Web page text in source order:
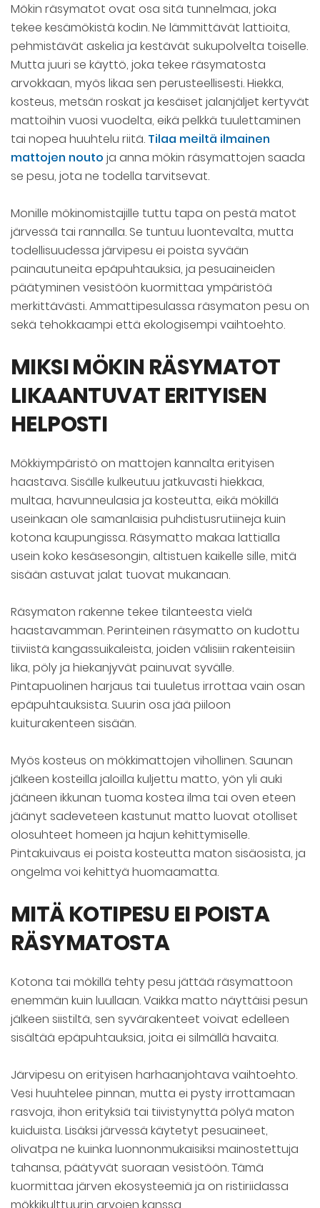
Mökin räsymatot ovat osa sitä tunnelmaa, joka
tekee kesämökistä kodin. Ne lämmittävät lattioita,
pehmistävät askelia ja kestävät sukupolvelta toiselle.
Mutta juuri se käyttö, joka tekee räsymatosta
arvokkaan, myös likaa sen perusteellisesti. Hiekka,
kosteus, metsän roskat ja kesäiset jalanjäljet kertyvät
mattoihin vuosi vuodelta, eikä pelkkä tuulettaminen
tai nopea huuhtelu riitä. Tilaa meiltä ilmainen
mattojen nouto ja anna mökin räsymattojen saada
se pesu, jota ne todella tarvitsevat.
Monille mökinomistajille tuttu tapa on pestä matot
järvessä tai rannalla. Se tuntuu luontevalta, mutta
todellisuudessa järvipesu ei poista syvään
painautuneita epäpuhtauksia, ja pesuaineiden
päätyminen vesistöön kuormittaa ympäristöä
merkittävästi. Ammattipesulassa räsymaton pesu on
sekä tehokkaampi että ekologisempi vaihtoehto.
MIKSI MÖKIN RÄSYMATOT
LIKAANTUVAT ERITYISEN
HELPOSTI
Mökkiympäristö on mattojen kannalta erityisen
haastava. Sisälle kulkeutuu jatkuvasti hiekkaa,
multaa, havunneulasia ja kosteutta, eikä mökillä
useinkaan ole samanlaisia puhdistusrutiineja kuin
kotona kaupungissa. Räsymatto makaa lattialla
usein koko kesäsesongin, altistuen kaikelle sille, mitä
sisään astuvat jalat tuovat mukanaan.
Räsymaton rakenne tekee tilanteesta vielä
haastavamman. Perinteinen räsymatto on kudottu
tiiviistä kangassuikaleista, joiden välisiin rakenteisiin
lika, pöly ja hiekanjyvät painuvat syvälle.
Pintapuolinen harjaus tai tuuletus irrottaa vain osan
epäpuhtauksista. Suurin osa jää piiloon
kuiturakenteen sisään.
Myös kosteus on mökkimattojen vihollinen. Saunan
jälkeen kosteilla jaloilla kuljettu matto, yön yli auki
jääneen ikkunan tuoma kostea ilma tai oven eteen
jäänyt sadeveteen kastunut matto luovat otolliset
olosuhteet homeen ja hajun kehittymiselle.
Pintakuivaus ei poista kosteutta maton sisäosista, ja
ongelma voi kehittyä huomaamatta.
MITÄ KOTIPESU EI POISTA
RÄSYMATOSTA
Kotona tai mökillä tehty pesu jättää räsymattoon
enemmän kuin luullaan. Vaikka matto näyttäisi pesun
jälkeen siistiltä, sen syvärakenteet voivat edelleen
sisältää epäpuhtauksia, joita ei silmällä havaita.
Järvipesu on erityisen harhaanjohtava vaihtoehto.
Vesi huuhtelee pinnan, mutta ei pysty irrottamaan
rasvoja, ihon erityksiä tai tiivistynyttä pölyä maton
kuiduista. Lisäksi järvessä käytetyt pesuaineet,
olivatpa ne kuinka luonnonmukaisiksi mainostettuja
tahansa, päätyvät suoraan vesistöön. Tämä
kuormittaa järven ekosysteemiä ja on ristiriidassa